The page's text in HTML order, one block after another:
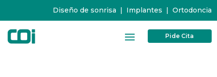
Diseño de sonrisa | Implantes | Ortodoncia
Pide Cita